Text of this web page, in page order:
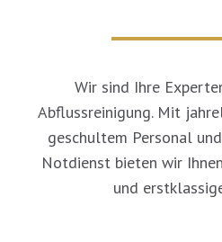
Wir sind Ihre
Abflussreinigung. Mit
geschultem Personal
Notdienst bieten wir
und